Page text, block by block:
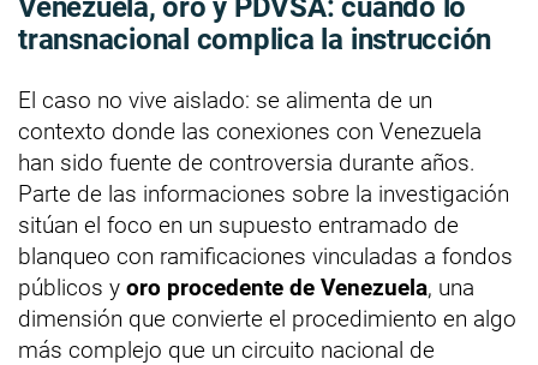
Venezuela, oro y PDVSA: cuando lo
transnacional complica la instrucción
El caso no vive aislado: se alimenta de un
contexto donde las conexiones con Venezuela
han sido fuente de controversia durante años.
Parte de las informaciones sobre la investigación
sitúan el foco en un supuesto entramado de
blanqueo con ramificaciones vinculadas a fondos
públicos y oro procedente de Venezuela, una
dimensión que convierte el procedimiento en algo
más complejo que un circuito nacional de